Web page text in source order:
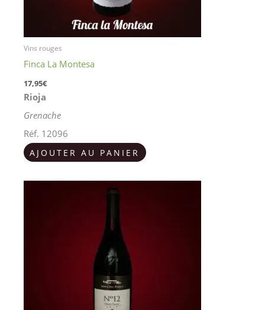
Vins rouges
Finca La Montesa
17,95€
Rioja
Grenache
Réf. 12096
AJOUTER AU PANIER